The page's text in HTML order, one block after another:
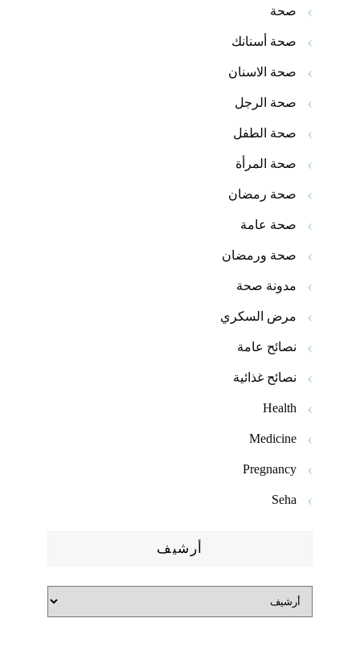
صحة
صحة أسنانك
صحة الاسنان
صحة الرجل
صحة الطفل
صحة المرأة
صحة رمضان
صحة عامة
صحة ورمضان
مدونة صحة
مرض السكري
نصائح عامة
نصائح غذائية
Health
Medicine
Pregnancy
Seha
أرشيف